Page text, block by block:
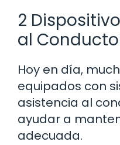
2
al
Hoy en día,
equipados con
asistencia al
ayudar a
adecuada.